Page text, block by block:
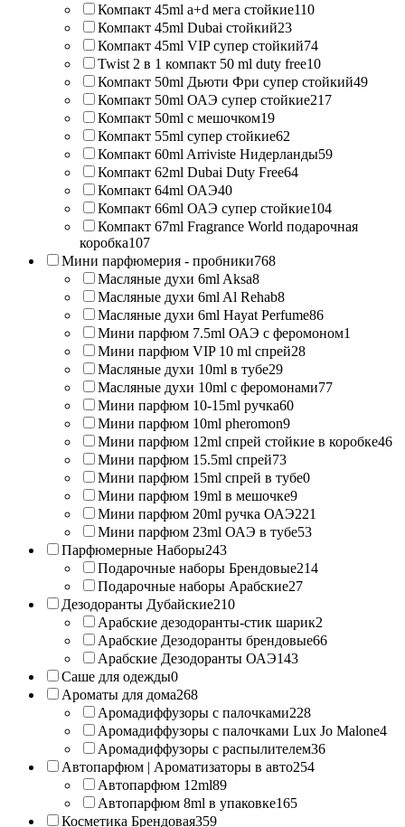
Компакт 45ml a+d мега стойкие110
Компакт 45ml Dubai стойкий23
Компакт 45ml VIP супер стойкий74
Twist 2 в 1 компакт 50 ml duty free10
Компакт 50ml Дьюти Фри супер стойкий49
Компакт 50ml ОАЭ супер стойкие217
Компакт 50ml с мешочком19
Компакт 55ml супер стойкие62
Компакт 60ml Arriviste Нидерланды59
Компакт 62ml Dubai Duty Free64
Компакт 64ml ОАЭ40
Компакт 66ml ОАЭ супер стойкие104
Компакт 67ml Fragrance World подарочная
коробка107
Мини парфюмерия - пробники768
Масляные духи 6ml Aksa8
Масляные духи 6ml Al Rehab8
Масляные духи 6ml Hayat Perfume86
Мини парфюм 7.5ml ОАЭ с феромоном1
Мини парфюм VIP 10 ml спрей28
Масляные духи 10ml в тубе29
Масляные духи 10ml с феромонами77
Мини парфюм 10-15ml ручка60
Мини парфюм 10ml pheromon9
Мини парфюм 12ml спрей стойкие в коробке46
Мини парфюм 15.5ml спрей73
Мини парфюм 15ml спрей в тубе0
Мини парфюм 19ml в мешочке9
Мини парфюм 20ml ручка ОАЭ221
Мини парфюм 23ml ОАЭ в тубе53
Парфюмерные Наборы243
Подарочные наборы Брендовые214
Подарочные наборы Арабские27
Дезодоранты Дубайские210
Арабские дезодоранты-стик шарик2
Арабские Дезодоранты брендовые66
Арабские Дезодоранты ОАЭ143
Саше для одежды0
Ароматы для дома268
Аромадиффузоры с палочками228
Аромадиффузоры с палочками Lux Jo Malone4
Аромадиффузоры с распылителем36
Автопарфюм | Ароматизаторы в авто254
Автопарфюм 12ml89
Автопарфюм 8ml в упаковке165
Косметика Брендовая359